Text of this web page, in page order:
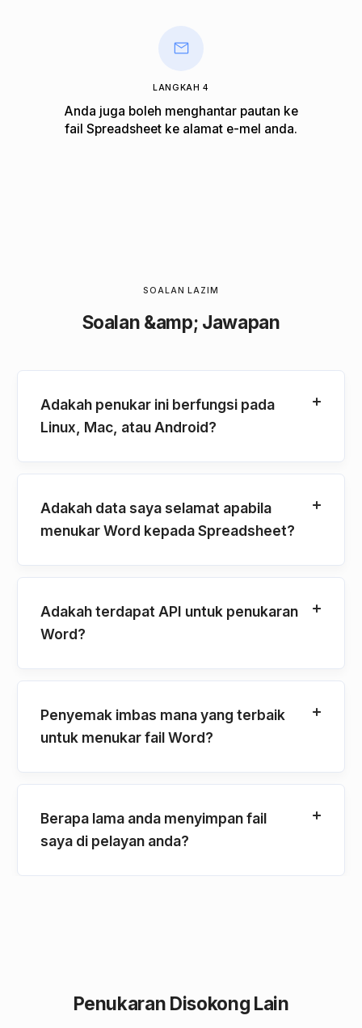
LANGKAH 4
Anda juga boleh menghantar pautan ke
fail Spreadsheet ke alamat e-mel anda.
SOALAN LAZIM
Soalan &amp; Jawapan
Adakah penukar ini berfungsi pada
Linux, Mac, atau Android?
Adakah data saya selamat apabila
menukar Word kepada Spreadsheet?
Adakah terdapat API untuk penukaran
Word?
Penyemak imbas mana yang terbaik
untuk menukar fail Word?
Berapa lama anda menyimpan fail
saya di pelayan anda?
Penukaran Disokong Lain